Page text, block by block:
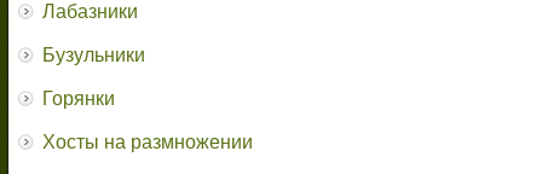
Лабазники
Бузульники
Горянки
Хосты на размножении